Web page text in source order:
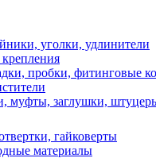
уголки, удлинители
пробки, фитинговые
муфты, заглушки,
гайковерты
материалы